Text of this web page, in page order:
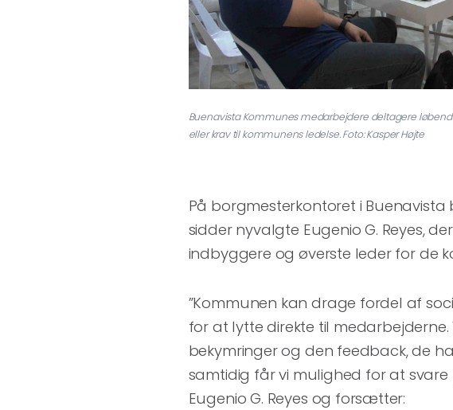
Buenavista Kommunes medarbejdere deltagere
eller krav til kommunens ledelse. Foto: Kasper Højte
På borgmesterkontoret i
sidder nyvalgte Eugenio G. Reyes,
indbyggere og øverste leder for de
”Kommunen kan drage fordel af
for at lytte direkte til
bekymringer og den feedback, de
samtidig får vi mulighed for at
Eugenio G. Reyes og forsætter: